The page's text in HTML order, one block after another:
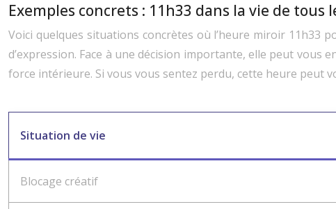
Exemples concrets : 11h33 dans la vie de tous
Voici quelques situations concrètes où l’heure miroir 11h33
d’expression. Face à une décision importante, elle peut
force intérieure. Si vous vous sentez perdu, cette heure peut
Situation de vie
Blocage créatif